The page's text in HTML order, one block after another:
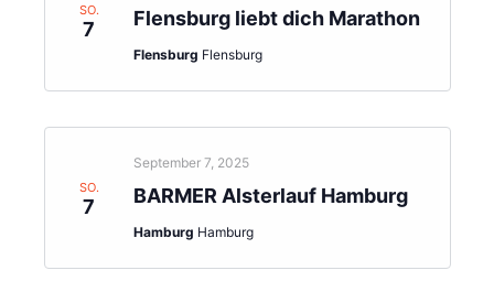
SO.
7 Flensburg liebt dich Marathon
Flensburg Flensburg
SO.
7 BARMER Alsterlauf Hamburg
September 7, 2025
Hamburg Hamburg